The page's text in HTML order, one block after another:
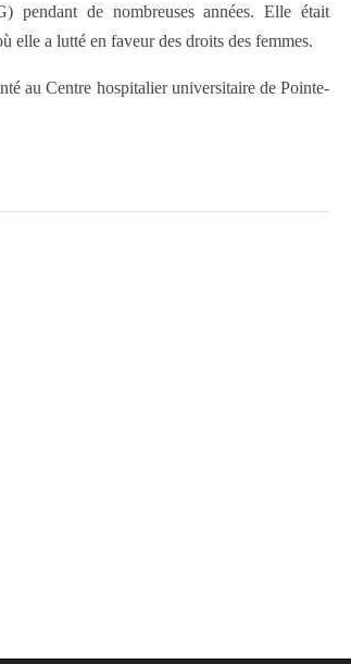
pendant de nombreuses années. Elle était
elle a lutté en faveur des droits des femmes.
au Centre hospitalier universitaire de Pointe-